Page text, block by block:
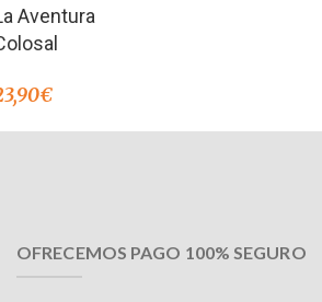
5.00
de 5
Aventura
€
OFRECEMOS PAGO 100% SEGURO